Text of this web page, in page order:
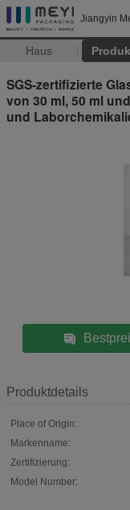
Jiangyin
Haus
SGS-zertifizierte
von 30 ml, 50 ml
und
Produktdetails
Place of Origin:
Markenname:
Zertifizierung:
Model Number: